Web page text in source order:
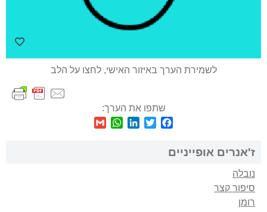
לשמירת הערך באיזור האישי, לחצו על הלב
שתפו את הערך:
Facebook
Twitter
LinkedIn
WhatsApp
ז'אנרים אופייניים
נובלה
סיפור קצר
רומן